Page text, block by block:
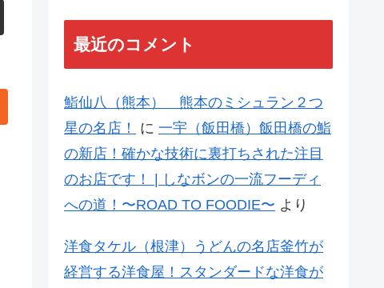
最近のコメント
鮨仙八（熊本） 熊本のミシュラン２つ
星の名店！
に 一宇（飯田橋）飯田橋の鮨
の新店！確かな技術に裏打ちされた注目
のお店です！ | しなボンの一流フーディ
への道！〜ROAD TO FOODIE〜 より
洋食タケル（根津）うどんの名店釜竹が
経営する洋食屋！スタンダードな洋食が